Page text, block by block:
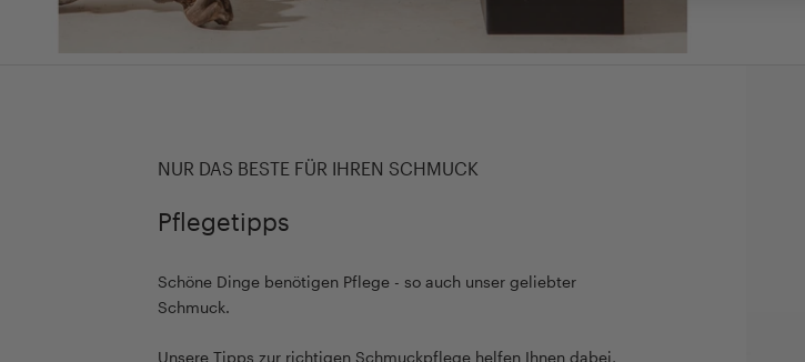
NUR DAS BESTE FÜR IHREN SCHMUCK
Pflegetipps
Schöne Dinge benötigen Pflege - so auch unser geliebter
Schmuck.
Unsere Tipps zur richtigen Schmuckpflege helfen Ihnen dabei,